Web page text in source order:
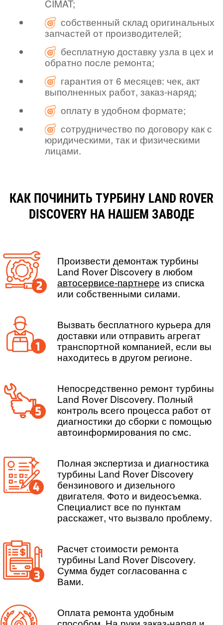
CIMAT;
собственный склад оригинальных
запчастей от производителей;
бесплатную доставку узла в цех и
обратно после ремонта;
гарантия от 6 месяцев: чек, акт
выполненных работ, заказ-наряд;
оплату в удобном формате;
сотрудничество по договору как с
юридическими, так и физическими
лицами.
КАК ПОЧИНИТЬ ТУРБИНУ LAND ROVER
DISCOVERY НА НАШЕМ ЗАВОДЕ
Произвести демонтаж турбины
Land Rover Discovery в любом
автосервисе-партнере из списка
или собственными силами.
Вызвать бесплатного курьера для
доставки или отправить агрегат
транспортной компанией, если вы
находитесь в другом регионе.
Непосредственно ремонт турбины
Land Rover Discovery. Полный
контроль всего процесса работ от
диагностики до сборки с помощью
автоинформирования по смс.
Полная экспертиза и диагностика
турбины Land Rover Discovery
бензинового и дизельного
двигателя. Фото и видеосъемка.
Специалист все по пунктам
расскажет, что вызвало проблему.
Расчет стоимости ремонта
турбины Land Rover Discovery.
Сумма будет согласованна с
Вами.
Оплата ремонта удобным